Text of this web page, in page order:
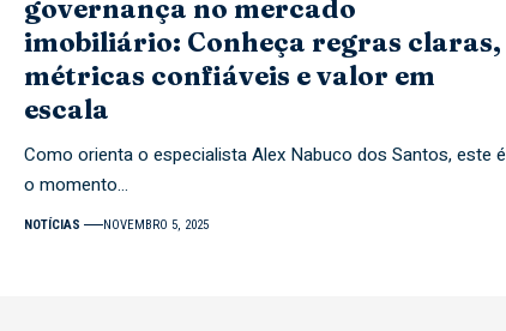
governança no mercado
imobiliário: Conheça regras claras,
métricas confiáveis e valor em
escala
Como orienta o especialista Alex Nabuco dos Santos, este é
o momento…
NOTÍCIAS NOVEMBRO 5, 2025